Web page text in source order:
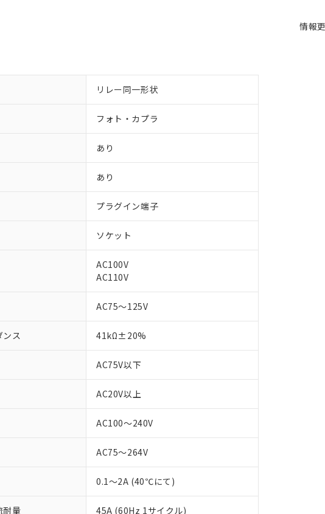
情報
リレー同一形状
フォト・カプラ
あり
あり
プラグイン端子
ソケット
AC100V
AC110V
AC75～125V
ンス 41kΩ±20%
AC75V以下
AC20V以上
AC100～240V
AC75～264V
0.1～2A (40℃にて)
耐量 45A (60Hz 1サイクル)
用条件
の条件をお読みいただき、同意のうえご利用ください。
本サービスは、当社制御機器事業取扱商品の当社在庫状況および標準価格(税
当社制御機器事業取扱商品の中には、本サービスの対象外となる商品もあるこ
対応済み：EU RoHS指令（10物質）の非含有に対応した製品が提供可能な商品で
応予定：EU RoHS指令（10物質）の非含有に対応した製品に切り替える予定のあ
当品：ライセンス料など無形物で、有害物質有無と関係のない商品です。
入先様の事情により、非含有部品としていたものが、含有品と判明した場合など
ります。
1000ppm以下、 水銀(Hg) 1000ppm以下、 カドミウム(Cd) 100ppm以下、
クロム(Cr(Ⅵ)) 1000ppm以下、ポリ臭化ビフェニル類(PBB) 1000ppm以下、ポリ臭化ジフェニルエーテ
ル酸ビス(2-エチルヘキシル) (DEHP)(別名：DOP) 1000ppm以下、フタル酸ブチルベンジル（BBP）
中国RoHS○×表
×」：最大均質材料含有率が中国RoHSの基準値を超えていることを示します。
－」：未確認です。当社販売部門へお問い合わせください。
当社は、これら貴社製品のうち、外国為替および外国貿易法に定める商品（以
う）を輸出または国外への提供する場合は、日本国政府の輸出許可(または役
などの必要な手続きをとります。
号